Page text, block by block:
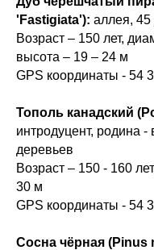
'Fastigiata'): аллея, 45
Возраст – 150 лет,
высота – 19 – 24 м
GPS координаты - 54
Тополь канадский
интродуцент, родина
деревьев
Возраст – 150 - 160
30 м
GPS координаты - 54
Сосна чёрная (Pinus